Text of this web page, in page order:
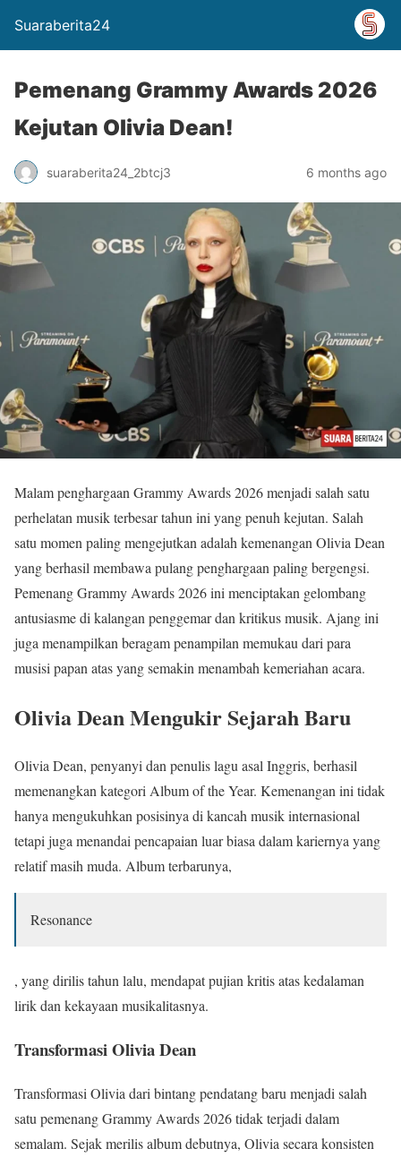
Suaraberita24
Pemenang Grammy Awards 2026
Kejutan Olivia Dean!
suaraberita24_2btcj3 6 months ago
Malam penghargaan Grammy Awards 2026 menjadi salah satu
perhelatan musik terbesar tahun ini yang penuh kejutan. Salah
satu momen paling mengejutkan adalah kemenangan Olivia Dean
yang berhasil membawa pulang penghargaan paling bergengsi.
Pemenang Grammy Awards 2026 ini menciptakan gelombang
antusiasme di kalangan penggemar dan kritikus musik. Ajang ini
juga menampilkan beragam penampilan memukau dari para
musisi papan atas yang semakin menambah kemeriahan acara.
Olivia Dean Mengukir Sejarah Baru
Olivia Dean, penyanyi dan penulis lagu asal Inggris, berhasil
memenangkan kategori Album of the Year. Kemenangan ini tidak
hanya mengukuhkan posisinya di kancah musik internasional
tetapi juga menandai pencapaian luar biasa dalam kariernya yang
relatif masih muda. Album terbarunya,
Resonance
, yang dirilis tahun lalu, mendapat pujian kritis atas kedalaman
lirik dan kekayaan musikalitasnya.
Transformasi Olivia Dean
Transformasi Olivia dari bintang pendatang baru menjadi salah
satu pemenang Grammy Awards 2026 tidak terjadi dalam
semalam. Sejak merilis album debutnya, Olivia secara konsisten